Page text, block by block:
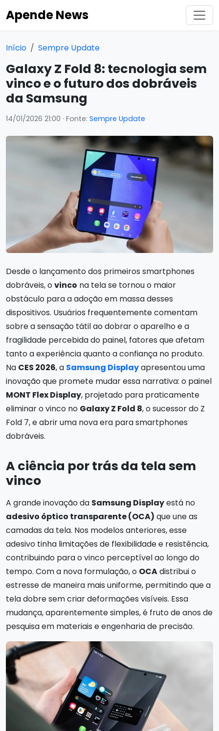
Apende News
Início Sempre Update
Galaxy Z Fold 8: tecnologia sem
vinco e o futuro dos dobráveis
da Samsung
14/01/2026 21:00 · Fonte: Sempre Update
Desde o lançamento dos primeiros smartphones
dobráveis, ovinco na tela se tornou o maior
obstáculo para a adoção em massa desses
dispositivos. Usuários frequentemente comentam
sobre a sensação tátil ao dobrar o aparelho e a
fragilidade percebida do painel, fatores que afetam
tanto a experiência quanto a confiança no produto.
Na CES 2026, a Samsung Displayapresentou uma
inovação que promete mudar essa narrativa: o painel
MONT Flex Display, projetado para praticamente
eliminar o vinco no Galaxy Z Fold 8, o sucessor do Z
Fold 7, e abrir uma nova era para smartphones
dobráveis.
A ciência por trás da tela sem
vinco
A grande inovação da Samsung Displayestá no
adesivo óptico transparente (OCA) que une as
camadas da tela. Nos modelos anteriores, esse
adesivo tinha limitações de flexibilidade e resistência,
contribuindo para o vinco perceptível ao longo do
tempo. Com a nova formulação, o OCAdistribui o
estresse de maneira mais uniforme, permitindo que a
tela dobre sem criar deformações visíveis. Essa
mudança, aparentemente simples, é fruto de anos de
pesquisa em materiais e engenharia de precisão.